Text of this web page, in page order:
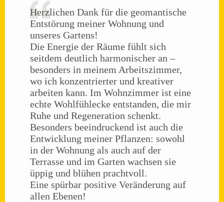
Herzlichen Dank für die geomantische
Entstörung meiner Wohnung und
unseres Gartens!
Die Energie der Räume fühlt sich
seitdem deutlich harmonischer an –
besonders in meinem Arbeitszimmer,
wo ich konzentrierter und kreativer
arbeiten kann. Im Wohnzimmer ist eine
echte Wohlfühlecke entstanden, die mir
Ruhe und Regeneration schenkt.
Besonders beeindruckend ist auch die
Entwicklung meiner Pflanzen: sowohl
in der Wohnung als auch auf der
Terrasse und im Garten wachsen sie
üppig und blühen prachtvoll.
Eine spürbar positive Veränderung auf
allen Ebenen!